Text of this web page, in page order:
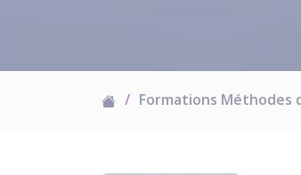
Formations Méthodes